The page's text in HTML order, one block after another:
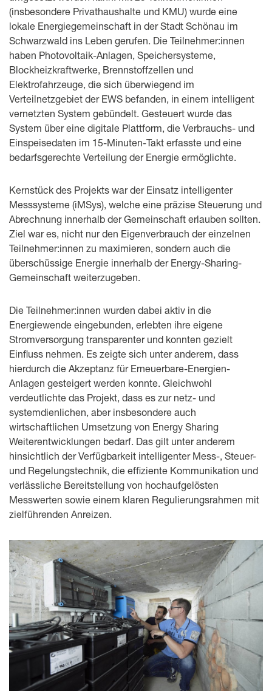
(insbesondere Privathaushalte und KMU) wurde eine
lokale Energiegemeinschaft in der Stadt Schönau im
Schwarzwald ins Leben gerufen. Die Teilnehmer:innen
haben Photovoltaik-Anlagen, Speichersysteme,
Blockheizkraftwerke, Brennstoffzellen und
Elektrofahrzeuge, die sich überwiegend im
Verteilnetzgebiet der EWS befanden, in einem intelligent
vernetzten System gebündelt. Gesteuert wurde das
System über eine digitale Plattform, die Verbrauchs- und
Einspeisedaten im 15-Minuten-Takt erfasste und eine
bedarfsgerechte Verteilung der Energie ermöglichte.
Kernstück des Projekts war der Einsatz intelligenter
Messsysteme (iMSys), welche eine präzise Steuerung und
Abrechnung innerhalb der Gemeinschaft erlauben sollten.
Ziel war es, nicht nur den Eigenverbrauch der einzelnen
Teilnehmer:innen zu maximieren, sondern auch die
überschüssige Energie innerhalb der Energy-Sharing-
Gemeinschaft weiterzugeben.
Die Teilnehmer:innen wurden dabei aktiv in die
Energiewende eingebunden, erlebten ihre eigene
Stromversorgung transparenter und konnten gezielt
Einfluss nehmen. Es zeigte sich unter anderem, dass
hierdurch die Akzeptanz für Erneuerbare-Energien-
Anlagen gesteigert werden konnte. Gleichwohl
verdeutlichte das Projekt, dass es zur netz- und
systemdienlichen, aber insbesondere auch
wirtschaftlichen Umsetzung von Energy Sharing
Weiterentwicklungen bedarf. Das gilt unter anderem
hinsichtlich der Verfügbarkeit intelligenter Mess-, Steuer-
und Regelungstechnik, die effiziente Kommunikation und
verlässliche Bereitstellung von hochaufgelösten
Messwerten sowie einem klaren Regulierungsrahmen mit
zielführenden Anreizen.